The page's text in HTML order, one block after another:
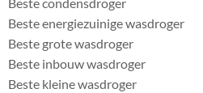
Beste energiezuinige wasdroger
Beste grote wasdroger
Beste inbouw wasdroger
Beste kleine wasdroger